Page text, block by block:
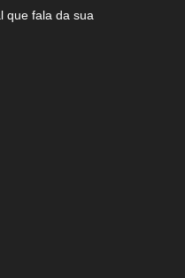
que fala da sua